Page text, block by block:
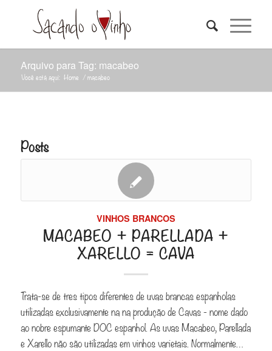
Arquivo para Tag: macabeo
Você está aqui: Home /macabeo
Posts
VINHOS BRANCOS
MACABEO + PARELLADA +
XARELLO = CAVA
Trata-se de tres tipos diferentes de uvas brancas espanholas
utilizadas exclusivamente na na produção de Cavas - nome dado
ao nobre espumante DOC espanhol. As uvas Macabeo, Parellada
e Xarello não são utilizadas em vinhos varietais. Normalmente…